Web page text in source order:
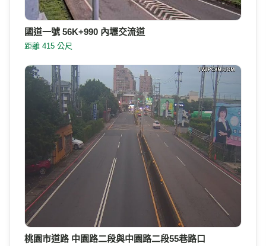
國道一號 56K+990 內壢交流道
距離 415 公尺
桃園市道路 中園路二段與中園路二段55巷路口